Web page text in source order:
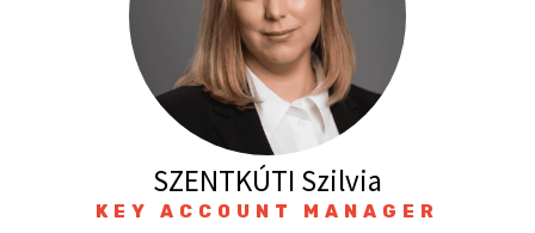
SZENTKÚTI Szilvia
KEY ACCOUNT MANAGER